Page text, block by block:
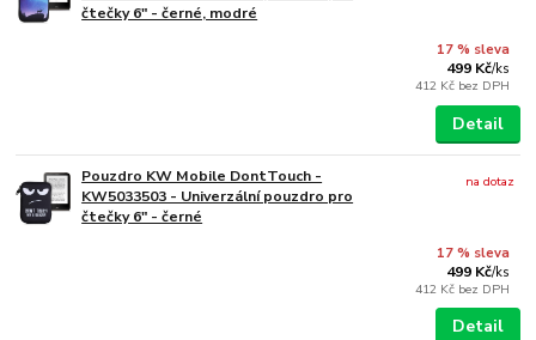
čtečky 6" - černé, modré
17 % sleva
499 Kč/ks
412 Kč bez DPH
Detail
Pouzdro KW Mobile DontTouch -
KW5033503 - Univerzální pouzdro pro
čtečky 6" - černé
17 % sleva
499 Kč/ks
412 Kč bez DPH
na dotaz
Detail